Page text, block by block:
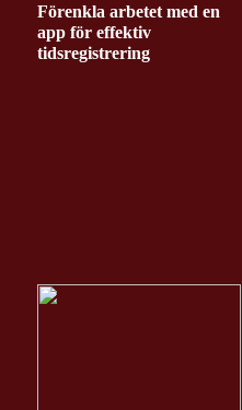
Förenkla arbetet med en
app för effektiv
tidsregistrering